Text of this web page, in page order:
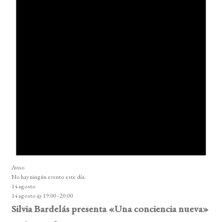
Aviso
No hay ningún evento este día.
14 agosto
14 agosto @ 19:00-20:00
Silvia Bardelás presenta «Una conciencia nueva»